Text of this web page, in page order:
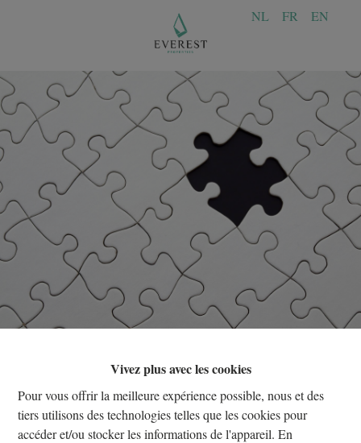
Vivez plus avec les cookies
Pour vous offrir la meilleure expérience possible, nous et des
tiers utilisons des technologies telles que les cookies pour
accéder et/ou stocker les informations de l'appareil. En
NL FR EN
Oups, cette page n'existe plus